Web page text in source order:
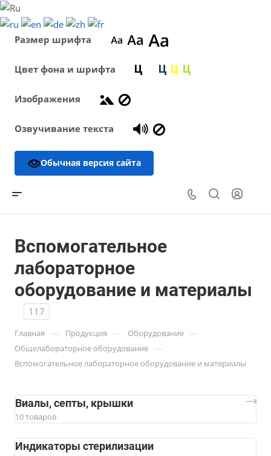
Размер шрифта
Цвет фона и шрифта
Изображения
Озвучивание текста
Обычная версия сайта
Вспомогательное
лабораторное
оборудование и материалы
117
Главная — Продукция — Оборудование —
Общелабораторное оборудование —
Вспомогательное лабораторное оборудование и материалы
Виалы, септы, крышки
10 товаров
Индикаторы стерилизации